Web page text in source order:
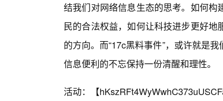
结我们对网络信息生态的思考。如何
民的合法权益，如何让科技进步更好
的方向。而“17c黑料事件”，或许就是
信息便利的不忘保持一份清醒和理性。
活动：【